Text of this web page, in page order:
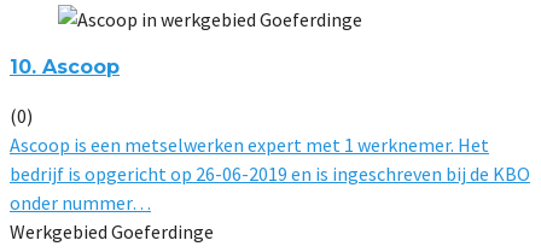
10. Ascoop
(0)
Ascoop is een metselwerken expert met 1 werknemer. Het
bedrijf is opgericht op 26-06-2019 en is ingeschreven bij de KBO
onder nummer…
Werkgebied Goeferdinge